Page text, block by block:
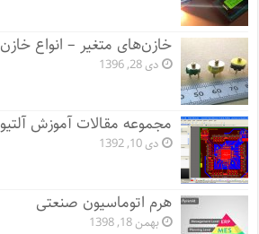
خازن‌های متغیر – انواع
دی 28, 1396
مجموعه مقالات آموزش
دی 10, 1392
هرم اتوماسیون صنعتی
بهمن 18, 1398